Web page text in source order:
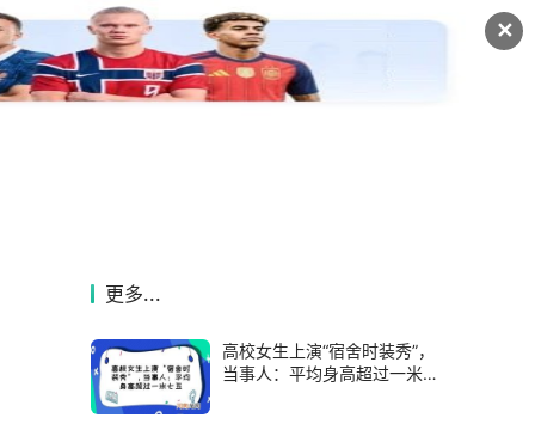
✕
更多...
高校女生上演“宿舍时装秀”，
当事人：平均身高超过一米七